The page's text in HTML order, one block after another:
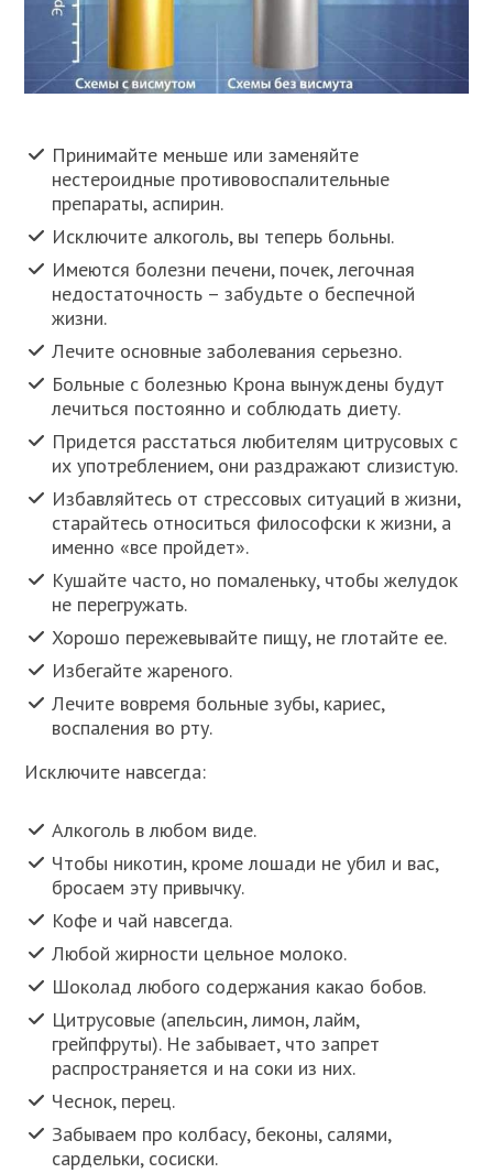
Принимайте меньше или заменяйте
нестероидные противовоспалительные
препараты, аспирин.
Исключите алкоголь, вы теперь больны.
Имеются болезни печени, почек, легочная
недостаточность – забудьте о беспечной
жизни.
Лечите основные заболевания серьезно.
Больные с болезнью Крона вынуждены будут
лечиться постоянно и соблюдать диету.
Придется расстаться любителям цитрусовых с
их употреблением, они раздражают слизистую.
Избавляйтесь от стрессовых ситуаций в жизни,
старайтесь относиться философски к жизни, а
именно «все пройдет».
Кушайте часто, но помаленьку, чтобы желудок
не перегружать.
Хорошо пережевывайте пищу, не глотайте ее.
Избегайте жареного.
Лечите вовремя больные зубы, кариес,
воспаления во рту.
Исключите навсегда:
Алкоголь в любом виде.
Чтобы никотин, кроме лошади не убил и вас,
бросаем эту привычку.
Кофе и чай навсегда.
Любой жирности цельное молоко.
Шоколад любого содержания какао бобов.
Цитрусовые (апельсин, лимон, лайм,
грейпфруты). Не забывает, что запрет
распространяется и на соки из них.
Чеснок, перец.
Забываем про колбасу, беконы, салями,
сардельки, сосиски.